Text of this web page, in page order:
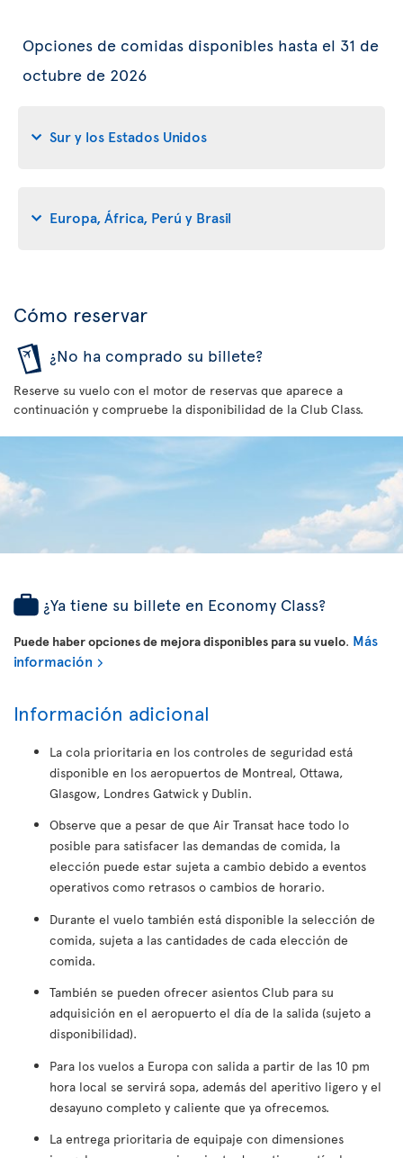
Opciones de comidas disponibles hasta el 31 de
octubre de 2026
Sur y los Estados Unidos
Europa, África, Perú y Brasil
Cómo reservar
¿No ha comprado su billete?
Reserve su vuelo con el motor de reservas que aparece a
continuación y compruebe la disponibilidad de la Club Class.
¿Ya tiene su billete en Economy Class?
Puede haber opciones de mejora disponibles para su vuelo. Más
información
Información adicional
La cola prioritaria en los controles de seguridad está
disponible en los aeropuertos de Montreal, Ottawa,
Glasgow, Londres Gatwick y Dublin.
Observe que a pesar de que Air Transat hace todo lo
posible para satisfacer las demandas de comida, la
elección puede estar sujeta a cambio debido a eventos
operativos como retrasos o cambios de horario.
Durante el vuelo también está disponible la selección de
comida, sujeta a las cantidades de cada elección de
comida.
También se pueden ofrecer asientos Club para su
adquisición en el aeropuerto el día de la salida (sujeto a
disponibilidad).
Para los vuelos a Europa con salida a partir de las 10 pm
hora local se servirá sopa, además del aperitivo ligero y el
desayuno completo y caliente que ya ofrecemos.
La entrega prioritaria de equipaje con dimensiones